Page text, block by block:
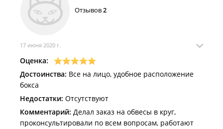
Отзывов2
17 июня 2020 г.
Оценка:
Достоинства: Все на лицо, удобное расположение
бокса
Недостатки: Отсутствуют
Комментарий: Делал заказ на обвесы в круг,
проконсультировали по всем вопросам, работают